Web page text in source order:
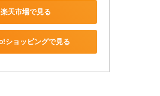
楽天市場で見る
ショッピングで見る